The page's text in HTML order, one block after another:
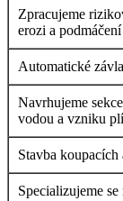
Zpracujeme
erozi a
Automatické
Navrhujeme
vodou a vzniku
Stavba
Specializujeme